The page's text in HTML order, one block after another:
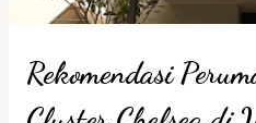
Rekomendasi